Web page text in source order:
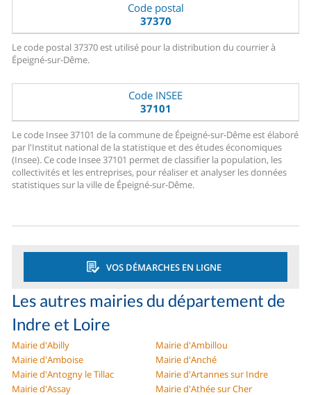
Code postal
37370
Le code postal 37370 est utilisé pour la distribution du courrier à
Épeigné-sur-Dême.
Code INSEE
37101
Le code Insee 37101 de la commune de Épeigné-sur-Dême est élaboré
par l'Institut national de la statistique et des études économiques
(Insee). Ce code Insee 37101 permet de classifier la population, les
collectivités et les entreprises, pour réaliser et analyser les données
statistiques sur la ville de Épeigné-sur-Dême.
VOS DÉMARCHES EN LIGNE
Les autres mairies du département de
Indre et Loire
Mairie d'Abilly
Mairie d'Ambillou
Mairie d'Amboise
Mairie d'Anché
Mairie d'Antogny le Tillac
Mairie d'Artannes sur Indre
Mairie d'Assay
Mairie d'Athée sur Cher